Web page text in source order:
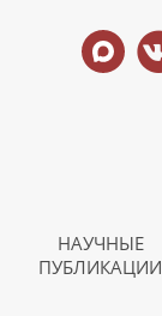
НАУЧНЫЕ
ПУБЛИКАЦИИ